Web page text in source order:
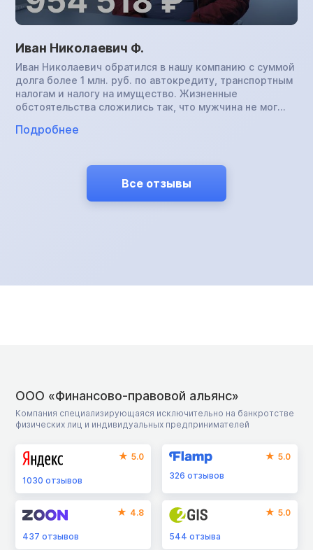
Иван Николаевич Ф.
Иван Николаевич обратился в нашу компанию с суммой
долга более 1 млн. руб. по автокредиту, транспортным
налогам и налогу на имущество. Жизненные
обстоятельства сложились так, что мужчина не мог
машину в счет погашения задолженности, но получил
ФССП, однако сделать это тоже не удалось. Знакомая
мужчины прошла процедуру банкротства в нашей
компании и он решил последовать ее примеру.
Подробнее
Все отзывы
ООО «Финансово-правовой альянс»
Компания специализирующаяся исключительно на банкротстве
физических лиц и индивидуальных предпринимателей
5.0
1030 отзывов
5.0
326отзывов
4.8
437 отзывов
5.0
544отзыва